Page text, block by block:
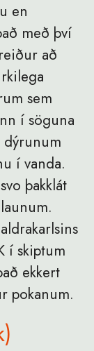
en
með því
að
sem
í söguna
dýrunum
í vanda.
þakklát
í skiptum
ekkert
pokanum.